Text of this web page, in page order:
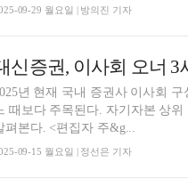
09-29 월요일 | 방의진 기자
년 현재 국내 증권사 이사회
때보다 주목된다. 자기자본 상
펴본다. <편집자 주&g...
09-15 월요일 | 정선은 기자